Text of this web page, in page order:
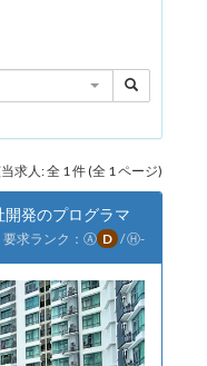
求人: 全 1 件 (全 1 ページ)
発のプログラマ
要求ランク： Ⓐ D /Ⓗ-